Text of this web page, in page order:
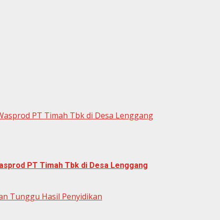
PT Timah Tbk di Desa Lenggang
PT Timah Tbk di Desa Lenggang
Tunggu Hasil Penyidikan